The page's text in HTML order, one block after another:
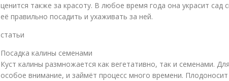
ценится также за красоту. В любое время года она украсит
её правильно посадить и ухаживать за ней.
статьи
Посадка калины семенами
Куст калины размножается как вегетативно, так и семенами.
особое внимание, и займёт процесс много времени.